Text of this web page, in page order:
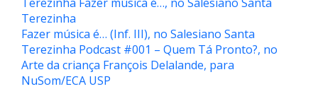
Terezinha
Fazer música é… (Inf. III), no Salesiano Santa
Terezinha Podcast #001 – Quem Tá Pronto?, no
Arte da criança François Delalande, para
NuSom/ECA USP